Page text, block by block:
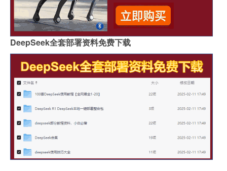
DeepSeek全套部署资料免费下载